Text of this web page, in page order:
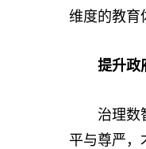
维度的教育
提升政
治理数智
平与尊严，